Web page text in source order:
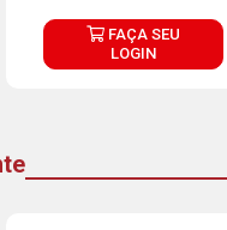
FAÇA SEU
LOGIN